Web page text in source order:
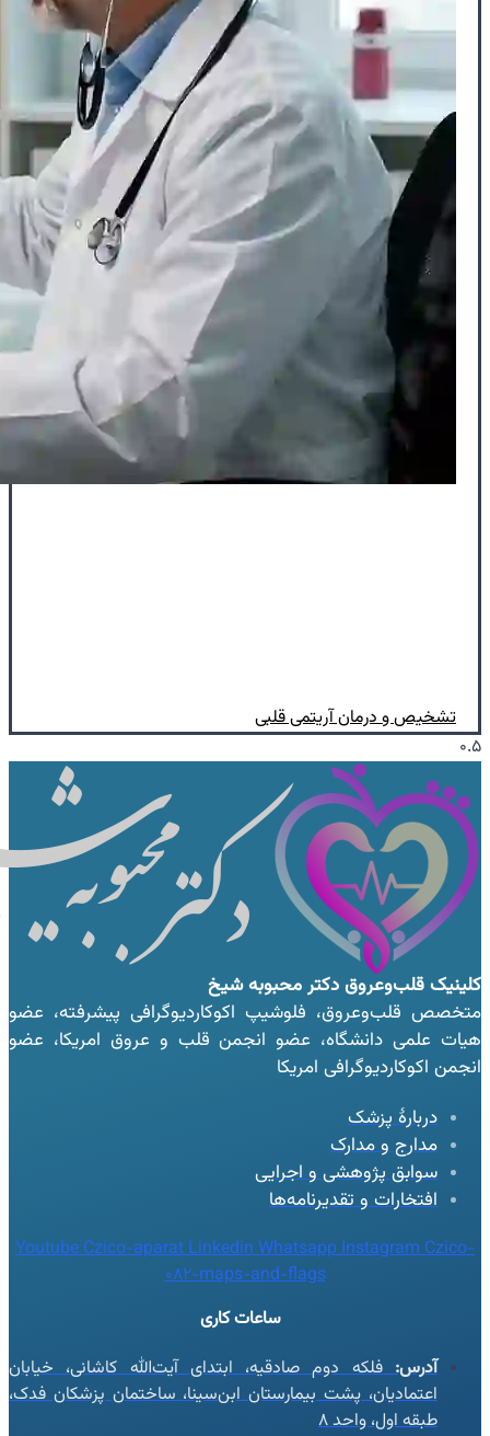
تشخیص و درمان آریتمی‌ قلبی
کلینیک قلب‌وعروقدکتر محبوبه شیخ
متخصص قلب‌وعروق، فلوشیپ اکوکاردیوگرافی پیشرفته، عضو
هیات علمی دانشگاه، عضو انجمن قلب و عروق امریکا، عضو
انجمن اکوکاردیوگرافی امریکا
دربارهٔ پزشک
مدارج و مدارک
سوابق پژوهشی و اجرایی
افتخارات و تقدیرنامه‌ها
YoutubeCzico-aparatLinkedinWhatsappInstagramCzico-
082-maps-and-flags
ساعات کاری
آدرس:فلکه دوم صادقیه، ابتدای آیت‌الله کاشانی، خیابان
اعتمادیان، پشت بیمارستان ابن‌سینا، ساختمان پزشکان فدک،
طبقه اول، واحد ۸